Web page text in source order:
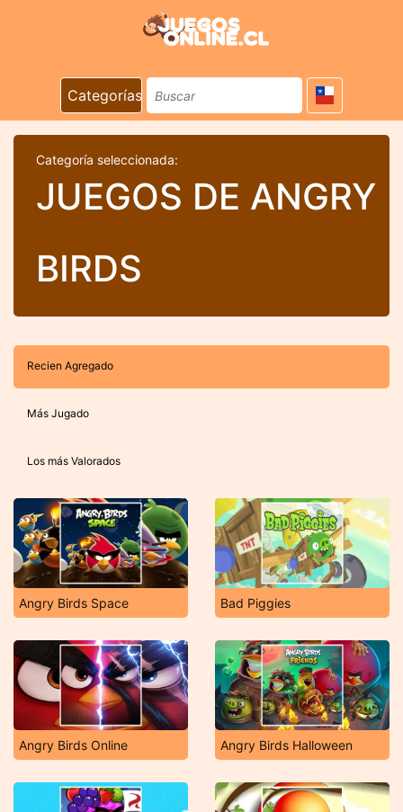
Categorías
Categoría seleccionada:
JUEGOS DE ANGRY
BIRDS
Recien Agregado
Más Jugado
Los más Valorados
Angry Birds Space Bad Piggies
Angry Birds Online Angry Birds Halloween